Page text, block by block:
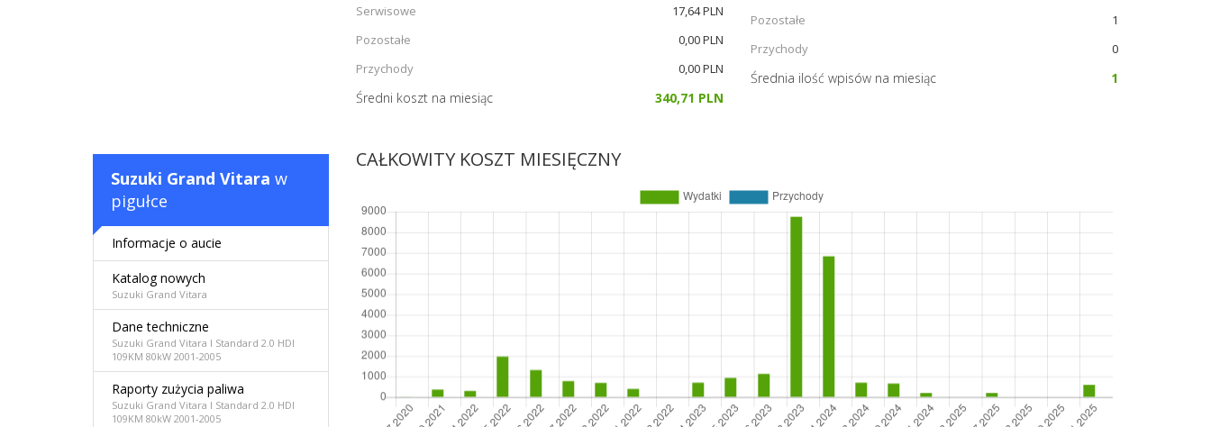
Serwisowe
17,64 PLN
Pozostałe
0,00 PLN
Przychody
0,00 PLN
Średni koszt na miesiąc 340,71 PLN
Pozostałe
1
Przychody
0
Średnia ilość wpisów na miesiąc 1
CAŁKOWITY KOSZT MIESIĘCZNY
Suzuki Grand Vitara w
pigułce
Informacje o aucie
Katalog nowych
Suzuki Grand Vitara
Dane techniczne
Suzuki Grand Vitara I Standard 2.0 HDI
109KM 80kW 2001-2005
Raporty zużycia paliwa
Suzuki Grand Vitara I Standard 2.0 HDI
109KM 80kW 2001-2005